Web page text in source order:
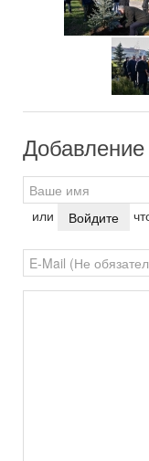
или Войдите